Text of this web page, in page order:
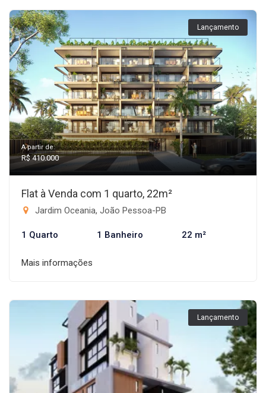
Lançamento
A partir de:
R$ 410.000
Flat à Venda com 1 quarto, 22m²
Jardim Oceania, João Pessoa-PB
1 Quarto 1 Banheiro 22 m²
Mais informações
Lançamento